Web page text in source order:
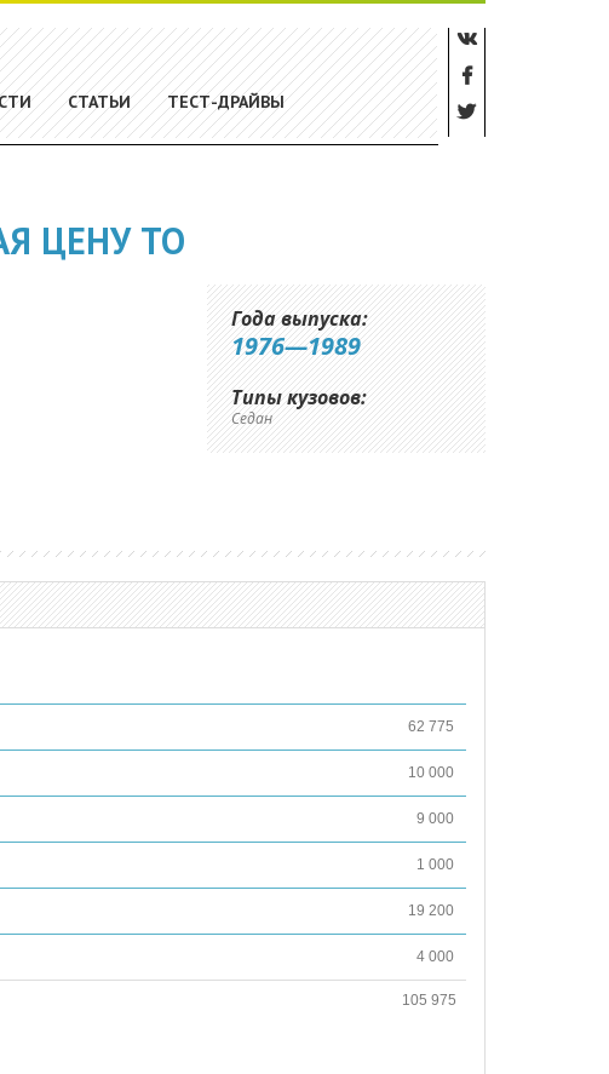
СТАТЬИ ТЕСТ-ДРАЙВЫ
ЦЕНУ ТО
Года выпуска:
1976—1989
Типы кузовов:
Седан
62 775
10 000
9 000
1 000
19 200
4 000
105 975